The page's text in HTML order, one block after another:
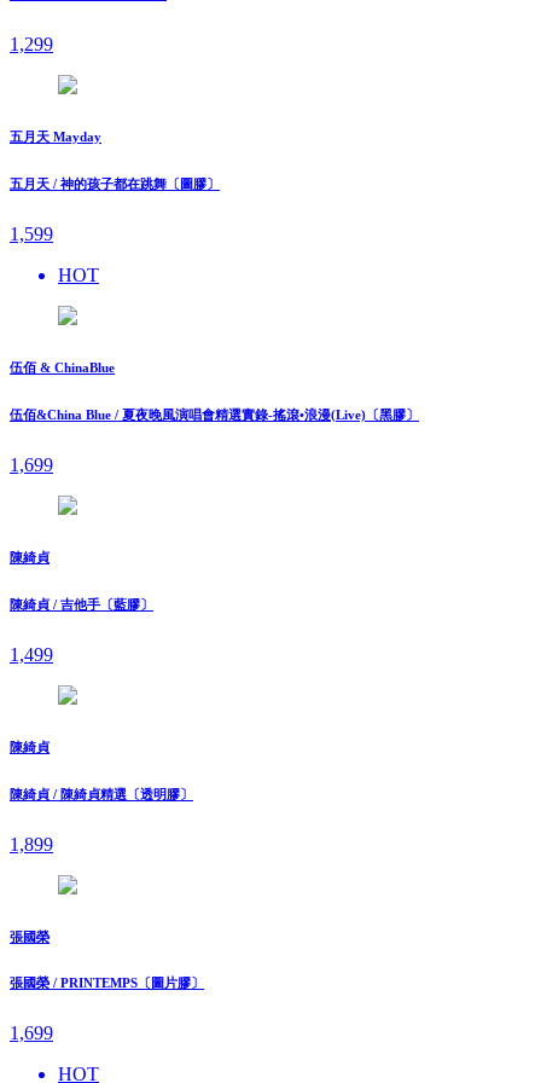
1,299
五月天 Mayday
五月天 / 神的孩子都在跳舞〔圖膠〕
1,599
HOT
伍佰 & ChinaBlue
伍佰&China Blue / 夏夜晚風演唱會精選實錄-搖滾•浪漫(Live)〔黑膠〕
1,699
陳綺貞
陳綺貞 / 吉他手〔藍膠〕
1,499
陳綺貞
陳綺貞 / 陳綺貞精選〔透明膠〕
1,899
張國榮
張國榮 / PRINTEMPS〔圖片膠〕
1,699
HOT